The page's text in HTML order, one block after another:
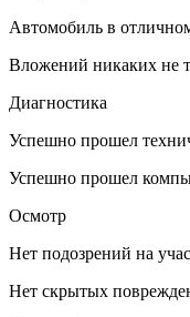
Автомобиль в
Вложений никаких не
Диагностика
Успешно прошел
Успешно прошел
Осмотр
Нет подозрений на
Нет скрытых